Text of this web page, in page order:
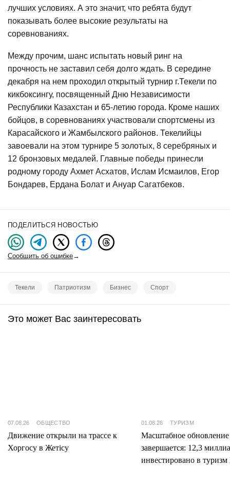
лучших условиях. А это значит, что ребята будут
показывать более высокие результаты на
соревнованиях.
Между прочим, шанс испытать новый ринг на
прочность не заставил себя долго ждать. В середине
декабря на нем проходил открытый турнир г.Текели по
кикбоксингу, посвященный Дню Независимости
Республики Казахстан и 65-летию города. Кроме наших
бойцов, в соревнованиях участвовали спортсмены из
Карасайского и Жамбылского районов. Текелийцы
завоевали на этом турнире 5 золотых, 8 серебряных и
12 бронзовых медалей. Главные победы принесли
родному городу Ахмет Асхатов, Ислам Исмаилов, Егор
Бондарев, Ердана Болат и Ануар Сагатбеков.
ПОДЕЛИТЬСЯ НОВОСТЬЮ
Сообщить об ошибке→
Текели Патриотизм Бизнес Спорт
Это может Вас заинтересовать
07.08.26 ОБЩЕСТВО
Движение открыли на трассе к
Хоргосу в Жетісу
01.08.26 ТУРИЗМ
Масштабное
завершается: 12,3
инвестировано в туризм